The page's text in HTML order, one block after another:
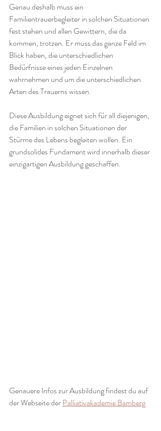
Genau deshalb muss ein
Familientrauerbegleiter in solchen Situationen
fest stehen und allen Gewittern, die da
kommen, trotzen. Er muss das ganze Feld im
Blick haben, die unterschiedlichen
Bedürfnisse eines jeden Einzelnen
wahrnehmen und um die unterschiedlichen
Arten des Trauerns wissen.
Diese Ausbildung eignet sich für all diejenigen,
die Familien in solchen Situationen der
Stürme des Lebens begleiten wollen. Ein
grundsolides Fundament wird innerhalb dieser
einzigartigen Ausbildung geschaffen.
Genauere Infos zur Ausbildung findest du auf
der Webseite der Palliativakademie Bamberg